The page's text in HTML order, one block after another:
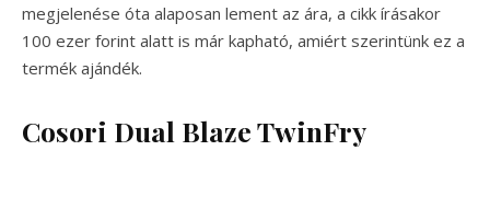
megjelenése óta alaposan lement az ára, a cikk írásakor
100 ezer forint alatt is már kapható, amiért szerintünk ez a
termék ajándék.
Cosori Dual Blaze TwinFry